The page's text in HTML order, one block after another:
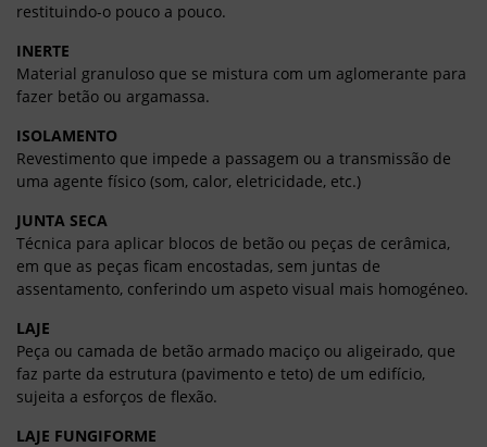
restituindo-o pouco a pouco.
INERTE
Material granuloso que se mistura com um aglomerante para
fazer betão ou argamassa.
ISOLAMENTO
Revestimento que impede a passagem ou a transmissão de
uma agente físico (som, calor, eletricidade, etc.)
JUNTA SECA
Técnica para aplicar blocos de betão ou peças de cerâmica,
em que as peças ficam encostadas, sem juntas de
assentamento, conferindo um aspeto visual mais homogéneo.
LAJE
Peça ou camada de betão armado maciço ou aligeirado, que
faz parte da estrutura (pavimento e teto) de um edifício,
sujeita a esforços de flexão.
LAJE FUNGIFORME